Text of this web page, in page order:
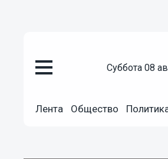
суббота 08
Лента Общество
Одежда сгорела